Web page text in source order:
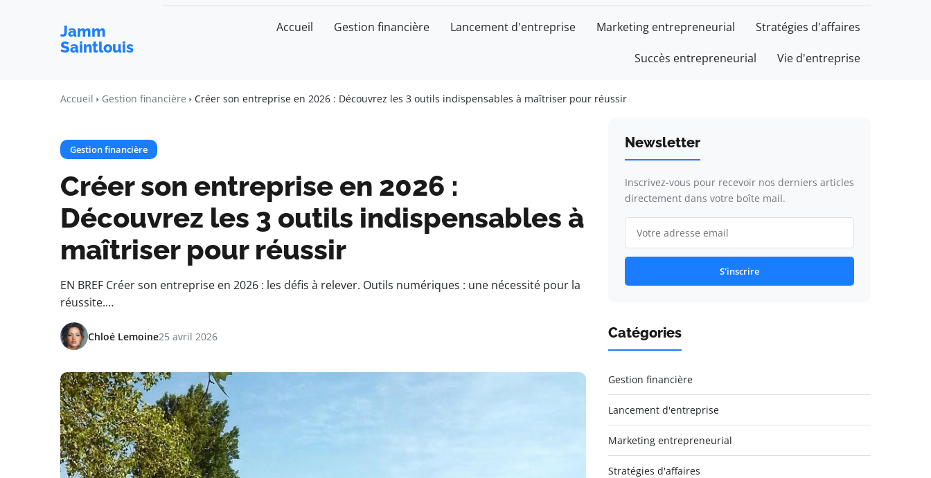
Jamm
Saintlouis
Accueil Gestion financière Lancement d'entreprise Marketing entrepreneurial Stratégies d'affaires
Succès entrepreneurial Vie d'entreprise
Accueil Gestion financière Créer son entreprise en 2026 : Découvrez les 3 outils indispensables à maîtriser pour réussir
Gestion financière
Créer son entreprise en 2026 :
Découvrez les 3 outils indispensables à
maîtriser pour réussir
EN BREF Créer son entreprise en 2026 : les défis à relever. Outils numériques : une nécessité pour la
réussite.…
Chloé Lemoine25 avril 2026
Newsletter
Inscrivez-vous pour recevoir nos derniers articles
directement dans votre boîte mail.
S'inscrire
Catégories
Gestion financière
Lancement d'entreprise
Marketing entrepreneurial
Stratégies d'affaires